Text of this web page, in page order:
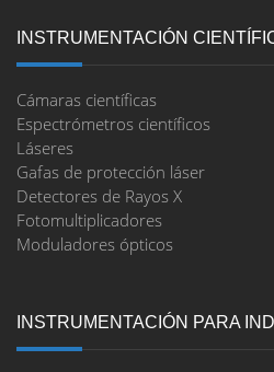
INSTRUMENTACIÓN
Cámaras científicas
Espectrómetros científicos
Láseres
Gafas de protección láser
Detectores de Rayos X
Fotomultiplicadores
Moduladores ópticos
INSTRUMENTACIÓN PARA